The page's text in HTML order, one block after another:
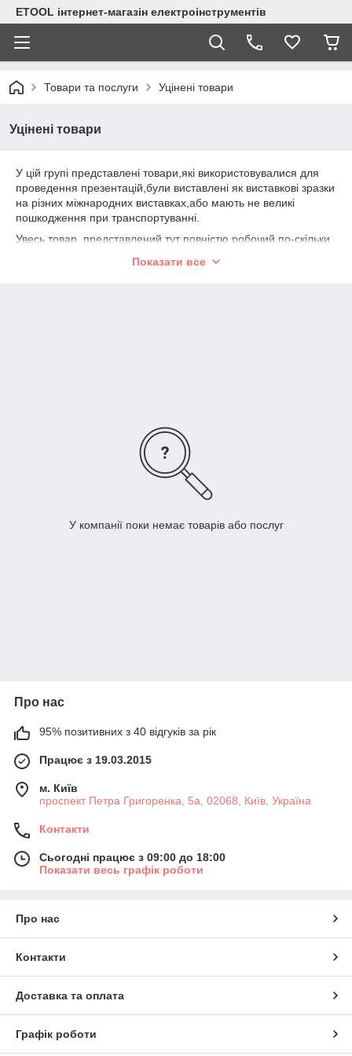
ETOOL інтернет-магазін електроінструментів
Товари та послуги Уцінені товари
Уцінені товари
У цій групі представлені товари,які використовувалися для
проведення презентацій,були виставлені як виставкові зразки
на різних міжнародних виставках,або мають не великі
пошкодження при транспортуванні.
Увесь товар, представлений тут повністю робочий,по-скільки
виконання його основних функцій.
Показати все
У компанії поки немає товарів або послуг
Про нас
95% позитивних з 40 відгуків за рік
Працює з 19.03.2015
м. Київ
проспект Петра Григоренка, 5а, 02068, Київ, Україна
Контакти
Сьогодні працює з 09:00 до 18:00
Показати весь графік роботи
Про нас
Контакти
Доставка та оплата
Графік роботи